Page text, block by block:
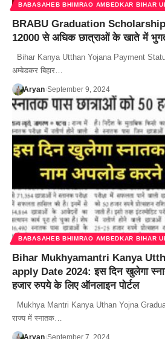
BABASAHEB BHIMRAO AMBEDKAR BIHAR
BRABU Graduation Scholarship
12000 से अधिक छात्राओं के खाते में
Bihar Kanya Utthan Yojana Payment Status
अम्बेडकर बिहार…
Aryan September 9, 2024
BABASAHEB BHIMRAO AMBEDKAR BIHAR
Bihar Mukhyamantri Kanya
apply Date 2024: इस दिन खुलेगा
हजार रुपये के लिए ऑनलाइन पोर्टल
Mukhya Mantri Kanya Uthan Yojna
राज्य में स्नातक…
Aryan September 7, 2024